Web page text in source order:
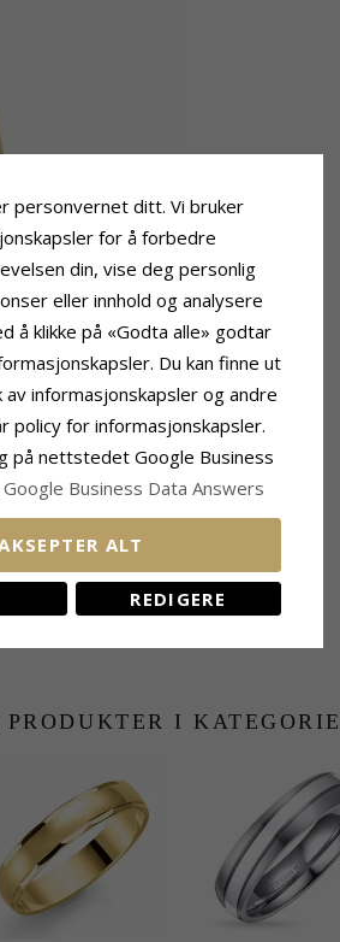
I
personvernet ditt. Vi bruker
for å forbedre
din, vise deg personlig
eller innhold og analysere
å klikke på «Godta alle» godtar
Du kan finne ut
informasjonskapsler og andre
policy for informasjonskapsler.
på nettstedet Google Business
Google Business Data Answers
ALT
REDIGERE